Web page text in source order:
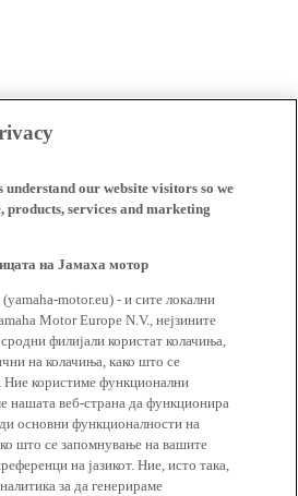
understand our website visitors so we
products, services and marketing
на Јамаха мотор
motor.eu) - и сите локални
Motor Europe N.V., нејзините
филијали користат колачиња,
на колачиња, како што се
користиме функционални
нашата веб-страна да функционира
основни функционалности на
што се запомнување на вашите
на јазикот. Ние, исто така,
за да генерираме